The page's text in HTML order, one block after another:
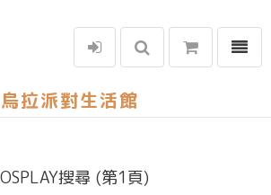
選單
搜尋 (第1頁)